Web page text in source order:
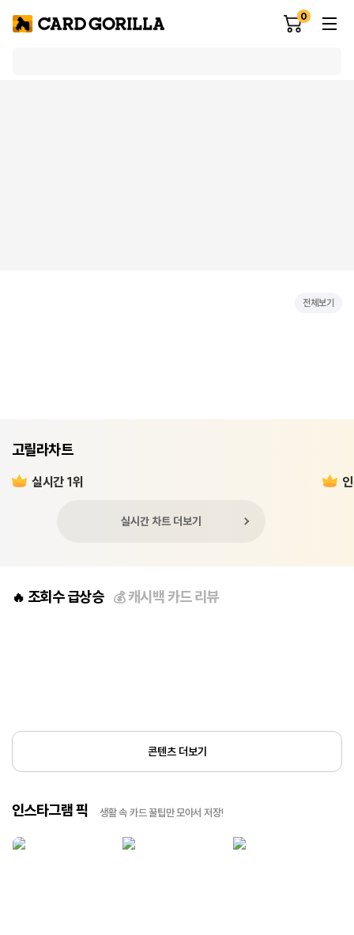
0
전체보기
고릴라차트
실시간 1위
실시간 차트 더보기
🔥 조회수 급상승 💰캐시백 카드 리뷰
콘텐츠 더보기
인스타그램 픽 생활 속 카드 꿀팁만 모아서 저장!